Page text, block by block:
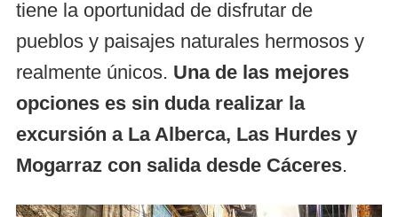
tiene la oportunidad de disfrutar de
pueblos y paisajes naturales hermosos y
realmente únicos. Una de las mejores
opciones es sin duda realizar la
excursión a La Alberca, Las Hurdes y
Mogarraz con salida desde Cáceres.